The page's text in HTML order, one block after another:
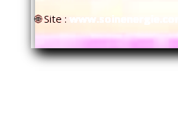
🌐 Site : www.soinenergie.com